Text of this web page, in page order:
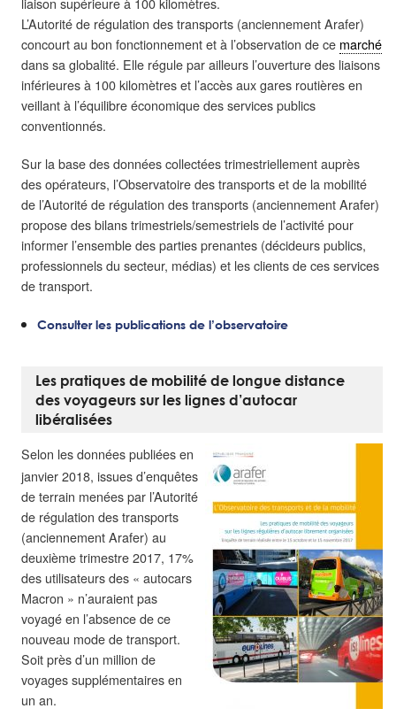
L’Autorité de régulation des transports (anciennement Arafer)
concourt au bon fonctionnement et à l’observation de ce marché
dans sa globalité. Elle régule par ailleurs l’ouverture des liaisons
inférieures à 100 kilomètres et l’accès aux gares routières en
veillant à l’équilibre économique des services publics
conventionnés.
Sur la base des données collectées trimestriellement auprès
des opérateurs, l’Observatoire des transports et de la mobilité
de l’Autorité de régulation des transports (anciennement Arafer)
propose des bilans trimestriels/semestriels de l’activité pour
informer l’ensemble des parties prenantes (décideurs publics,
professionnels du secteur, médias) et les clients de ces services
de transport.
Consulter les publications de l’observatoire
Les pratiques de mobilité de longue distance
des voyageurs sur les lignes d’autocar
libéralisées
Selon les données publiées en
janvier 2018, issues d’enquêtes
de terrain menées par l’Autorité
de régulation des transports
(anciennement Arafer) au
deuxième trimestre 2017, 17%
des utilisateurs des « autocars
Macron » n’auraient pas
voyagé en l’absence de ce
nouveau mode de transport.
Soit près d’un million de
voyages supplémentaires en
un an.